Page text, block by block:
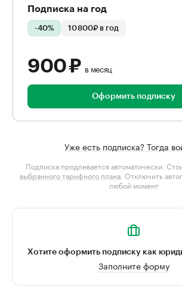
Подписка на год
-40% 10 800₽ в год
900 ₽ в месяц
Оформить подписку
Уже есть подписка? Тогда
Подписка продлевается автоматически.
выбранного тарифного плана . Отключить
любой момент
Хотите оформить подписку как
Заполните форму